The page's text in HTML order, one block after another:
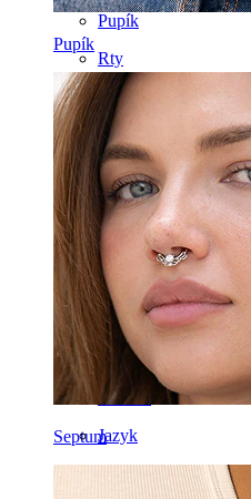
Pupík
Septum
Pupík
Rty
Bradavka
Industrial
Mikrodermál
Helix
Ucho
Septum
14k Zlato
Klipsy
Labreta
Jazyk